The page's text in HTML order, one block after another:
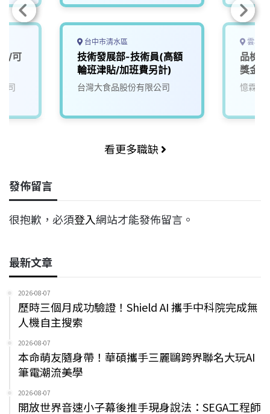
/可
司
台中市清水區
技術發展部-技術員(高額
輪班津貼/加班費另計)
台灣大食品股份有限公司
雲林
品檢
獎金&
憶霖紀
看更多職缺
發佈留言
很抱歉，必須登入網站才能發佈留言。
最新文章
2026-08-07
歷時三個月成功驗證！Shield AI 攜手中科院完成無
人機自主搜索
2026-08-07
本命萌友隨身帶！華碩攜手三麗鷗跨界聯名大玩AI
筆電潮流美學
2026-08-07
開放世界音速小子幕後推手現身說法：SEGA工程師